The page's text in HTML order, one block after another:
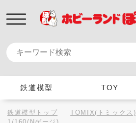
鉄道模型 TOY
鉄道模型トップ
TOMIX(トミックス)